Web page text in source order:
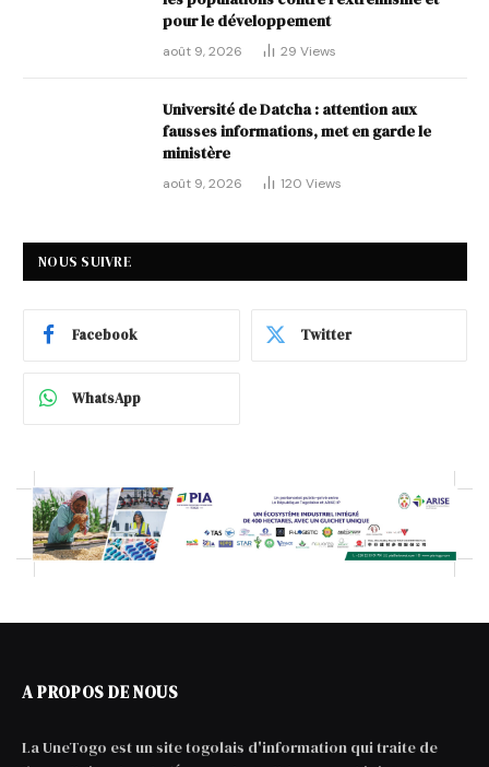
pour le développement
août 9, 2026 29 Views
Université de Datcha : attention aux
fausses informations, met en garde le
ministère
août 9, 2026 120 Views
NOUS SUIVRE
Facebook Twitter
WhatsApp
A PROPOS DE NOUS
La UneTogo est un site togolais d'information qui traite de